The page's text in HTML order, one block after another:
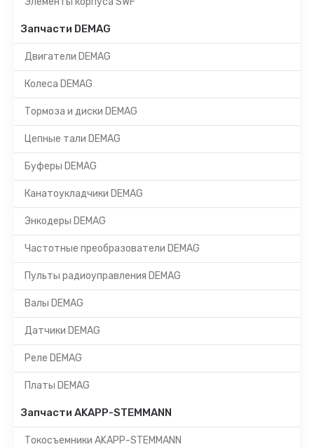
Запчасти DEMAG
Двигатели DEMAG
Колеса DEMAG
Тормоза и диски DEMAG
Цепные тали DEMAG
Буферы DEMAG
Канатоукладчики DEMAG
Энкодеры DEMAG
Частотные преобразователи DEMAG
Пульты радиоуправления DEMAG
Валы DEMAG
Датчики DEMAG
Реле DEMAG
Платы DEMAG
Запчасти AKAPP-STEMMANN
Токосъемники AKAPP-STEMMANN